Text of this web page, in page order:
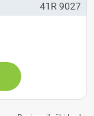
41R 9027